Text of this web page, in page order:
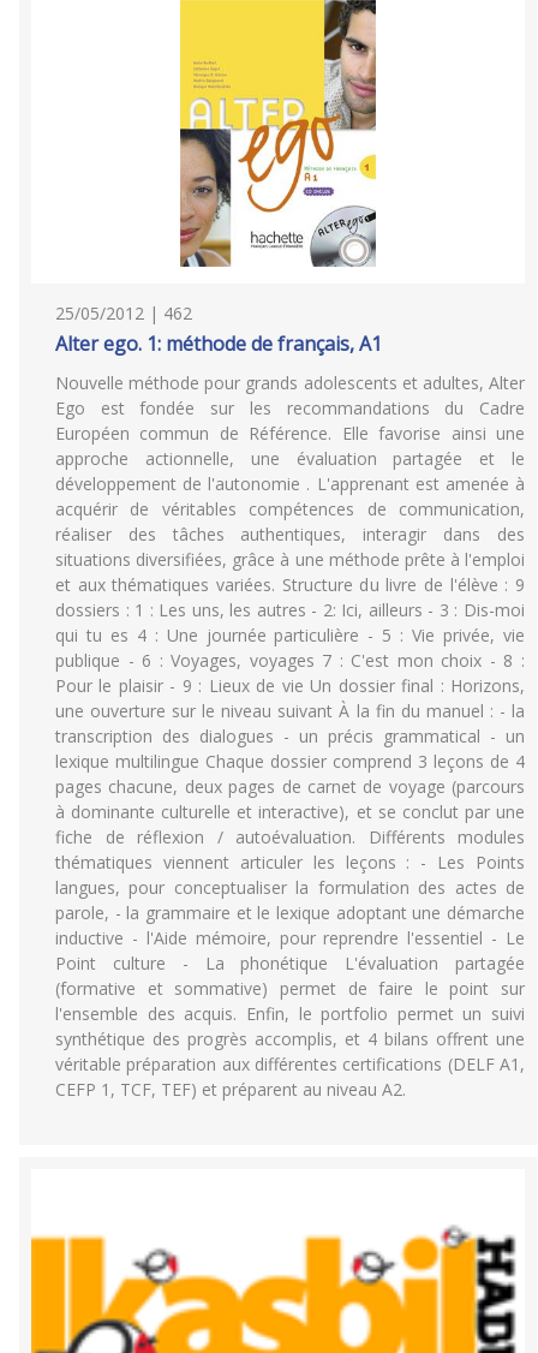
25/05/2012 | 462
Alter ego. 1: méthode de français, A1
Nouvelle méthode pour grands adolescents et adultes, Alter
Ego est fondée sur les recommandations du Cadre
Européen commun de Référence. Elle favorise ainsi une
approche actionnelle, une évaluation partagée et le
développement de l'autonomie . L'apprenant est amenée à
acquérir de véritables compétences de communication,
réaliser des tâches authentiques, interagir dans des
situations diversifiées, grâce à une méthode prête à l'emploi
et aux thématiques variées. Structure du livre de l'élève : 9
dossiers : 1 : Les uns, les autres - 2: Ici, ailleurs - 3 : Dis-moi
qui tu es 4 : Une journée particulière - 5 : Vie privée, vie
publique - 6 : Voyages, voyages 7 : C'est mon choix - 8 :
Pour le plaisir - 9 : Lieux de vie Un dossier final : Horizons,
une ouverture sur le niveau suivant À la fin du manuel : - la
transcription des dialogues - un précis grammatical - un
lexique multilingue Chaque dossier comprend 3 leçons de 4
pages chacune, deux pages de carnet de voyage (parcours
à dominante culturelle et interactive), et se conclut par une
fiche de réflexion / autoévaluation. Différents modules
thématiques viennent articuler les leçons : - Les Points
langues, pour conceptualiser la formulation des actes de
parole, - la grammaire et le lexique adoptant une démarche
inductive - l'Aide mémoire, pour reprendre l'essentiel - Le
Point culture - La phonétique L'évaluation partagée
(formative et sommative) permet de faire le point sur
l'ensemble des acquis. Enfin, le portfolio permet un suivi
synthétique des progrès accomplis, et 4 bilans offrent une
véritable préparation aux différentes certifications (DELF A1,
CEFP 1, TCF, TEF) et préparent au niveau A2.